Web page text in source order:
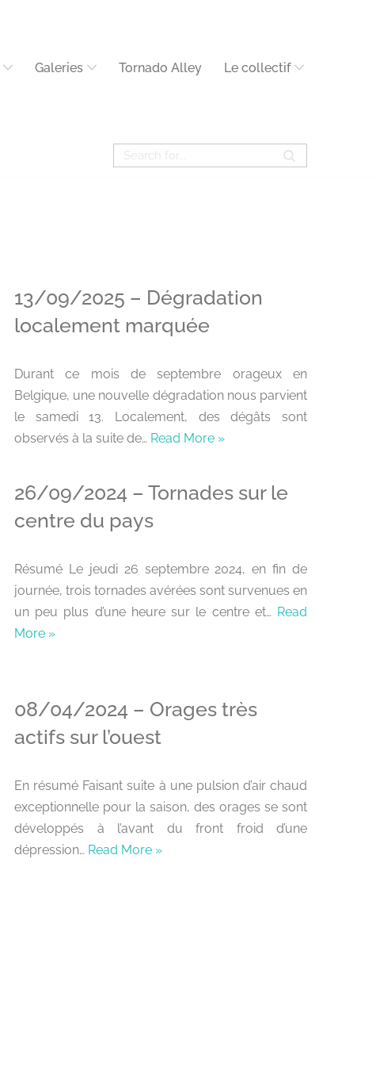
Galeries Tornado Alley Le collectif
13/09/2025 – Dégradation
localement marquée
Durant ce mois de septembre orageux en
Belgique, une nouvelle dégradation nous parvient
le samedi 13. Localement, des dégâts sont
observés à la suite de… Read More »
26/09/2024 – Tornades sur le
centre du pays
Résumé Le jeudi 26 septembre 2024, en fin de
journée, trois tornades avérées sont survenues en
un peu plus d’une heure sur le centre et… Read
More »
08/04/2024 – Orages très
actifs sur l’ouest
En résumé Faisant suite à une pulsion d’air chaud
exceptionnelle pour la saison, des orages se sont
développés à l’avant du front froid d’une
dépression… Read More »